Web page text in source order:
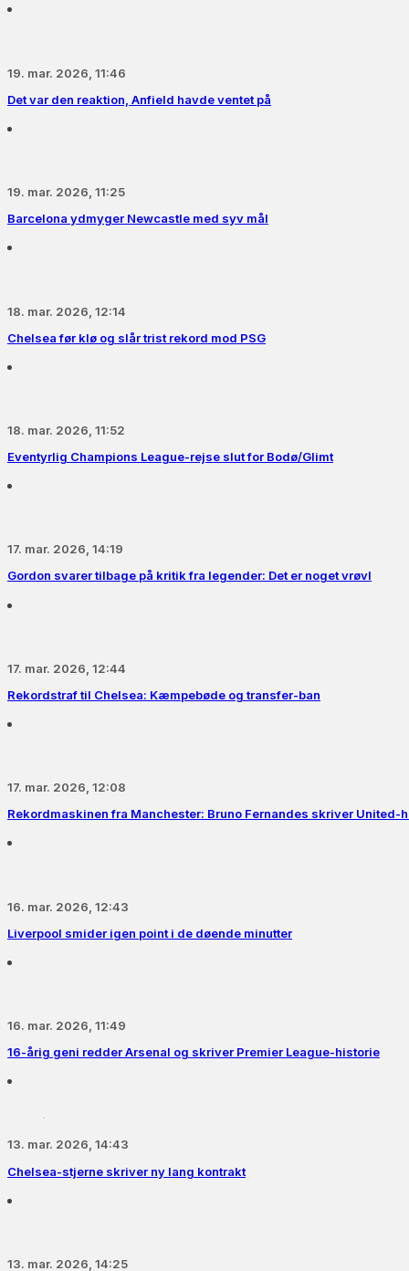
19. mar. 2026, 11:46
Det var den reaktion, Anfield havde ventet på
19. mar. 2026, 11:25
Barcelona ydmyger Newcastle med syv mål
18. mar. 2026, 12:14
Chelsea før klø og slår trist rekord mod PSG
18. mar. 2026, 11:52
Eventyrlig Champions League-rejse slut for Bodø/Glimt
17. mar. 2026, 14:19
Gordon svarer tilbage på kritik fra legender: Det er noget vrøvl
17. mar. 2026, 12:44
Rekordstraf til Chelsea: Kæmpebøde og transfer-ban
17. mar. 2026, 12:08
Rekordmaskinen fra Manchester: Bruno Fernandes skriver United-
16. mar. 2026, 12:43
Liverpool smider igen point i de døende minutter
16. mar. 2026, 11:49
16-årig geni redder Arsenal og skriver Premier League-historie
13. mar. 2026, 14:43
Chelsea-stjerne skriver ny lang kontrakt
13. mar. 2026, 14:25